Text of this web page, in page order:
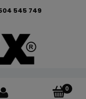
545 749